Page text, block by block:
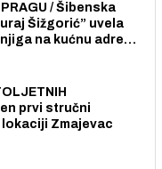
PRAGU / Šibenska
Šižgorić” uvela
na kućnu adresu
prvi stručni
Zmajevac